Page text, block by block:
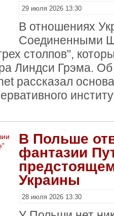
29 июля 2026 13:30
В отношениях
Соединенными
столпов",
Линдси Грэма.
рассказал
В Польше
фантазии
Украины
28 июля 2026 13:30